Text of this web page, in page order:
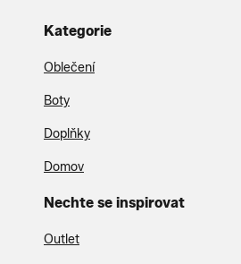
Kategorie
Oblečení
Boty
Doplňky
Domov
Nechte se inspirovat
Outlet